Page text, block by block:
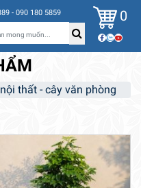
- 090 180 5859 0
thất - cây văn phòng